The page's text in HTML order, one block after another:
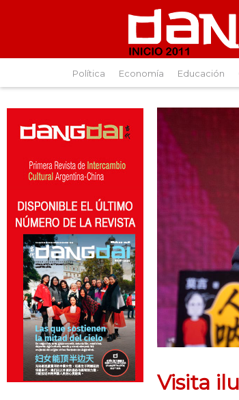
Política Economía Educación
Visita